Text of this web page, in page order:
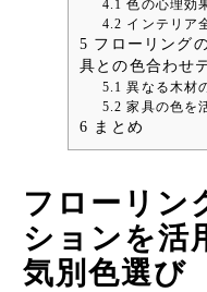
4.1 色の心理効
4.2 インテリア
5 フローリング
具との色合わせ
5.1 異なる木材
5.2 家具の色を
6 まとめ
フローリン
ションを活
気別色選び